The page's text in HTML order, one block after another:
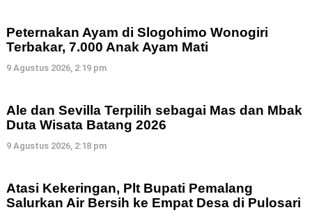
Peternakan Ayam di Slogohimo Wonogiri
Terbakar, 7.000 Anak Ayam Mati
9 Agustus 2026, 2:19 pm
Ale dan Sevilla Terpilih sebagai Mas dan Mbak
Duta Wisata Batang 2026
9 Agustus 2026, 2:18 pm
Atasi Kekeringan, Plt Bupati Pemalang
Salurkan Air Bersih ke Empat Desa di Pulosari